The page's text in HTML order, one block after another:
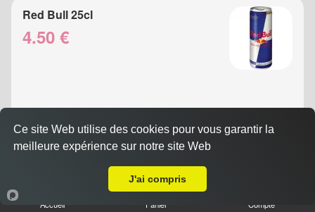
Red Bull 25cl
4.50 €
Eau Gazeuse 33cl
Accueil Panier Compte
Ce site Web utilise des cookies pour vous garantir la
meilleure expérience sur notre site Web
J'ai compris